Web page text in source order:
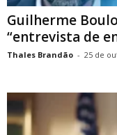
Guilherme
“entrevista de
Thales Brandão - 25 de